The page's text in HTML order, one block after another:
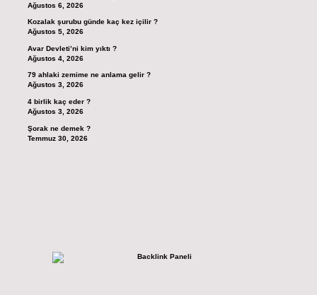
Ağustos 6, 2026
Kozalak şurubu günde kaç kez içilir ?
Ağustos 5, 2026
Avar Devleti’ni kim yıktı ?
Ağustos 4, 2026
79 ahlaki zemime ne anlama gelir ?
Ağustos 3, 2026
4 birlik kaç eder ?
Ağustos 3, 2026
Şorak ne demek ?
Temmuz 30, 2026